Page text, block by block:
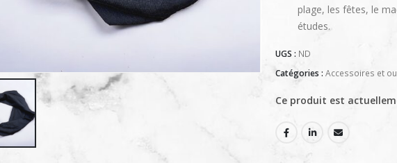
plage, les fêtes, le
études.
UGS : ND
Catégories : Accessoires et
Ce produit est